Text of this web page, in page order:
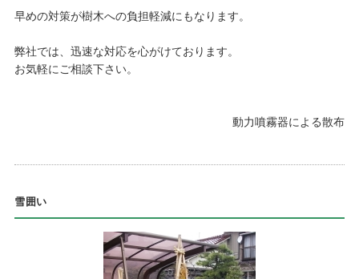
早めの対策が樹木への負担軽減にもなります。
弊社では、迅速な対応を心がけております。
お気軽にご相談下さい。
動力噴霧器による散布
雪囲い